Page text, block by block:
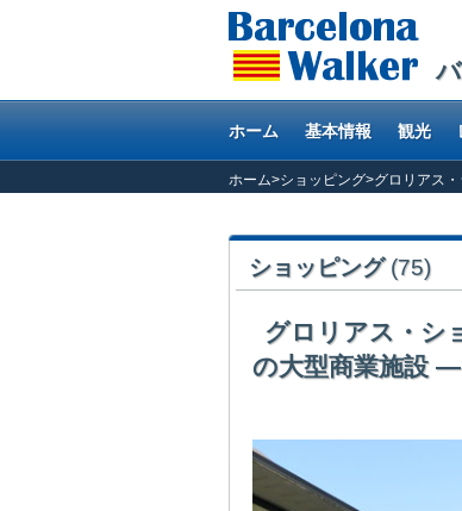
ホーム 基本情報 観光
ホーム>ショッピング>グロリアス
ショッピング(75)
グロリアス・シ
の大型商業施設 ―